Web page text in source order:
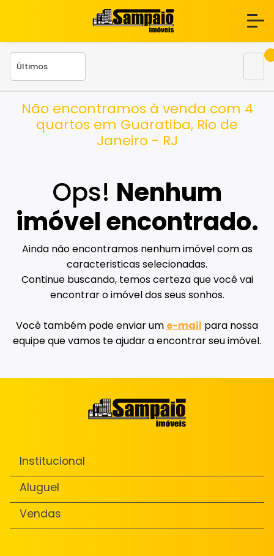
Não encontramos à venda com 4
quartos em Guaratiba, Rio de
Janeiro - RJ
Ops! Nenhum
imóvel encontrado.
Ainda não encontramos nenhum imóvel com as
caracteristicas selecionadas.
Continue buscando, temos certeza que você vai
encontrar o imóvel dos seus sonhos.
Você também pode enviar um e-mail para nossa
equipe que vamos te ajudar a encontrar seu imóvel.
Institucional
Aluguel
Vendas